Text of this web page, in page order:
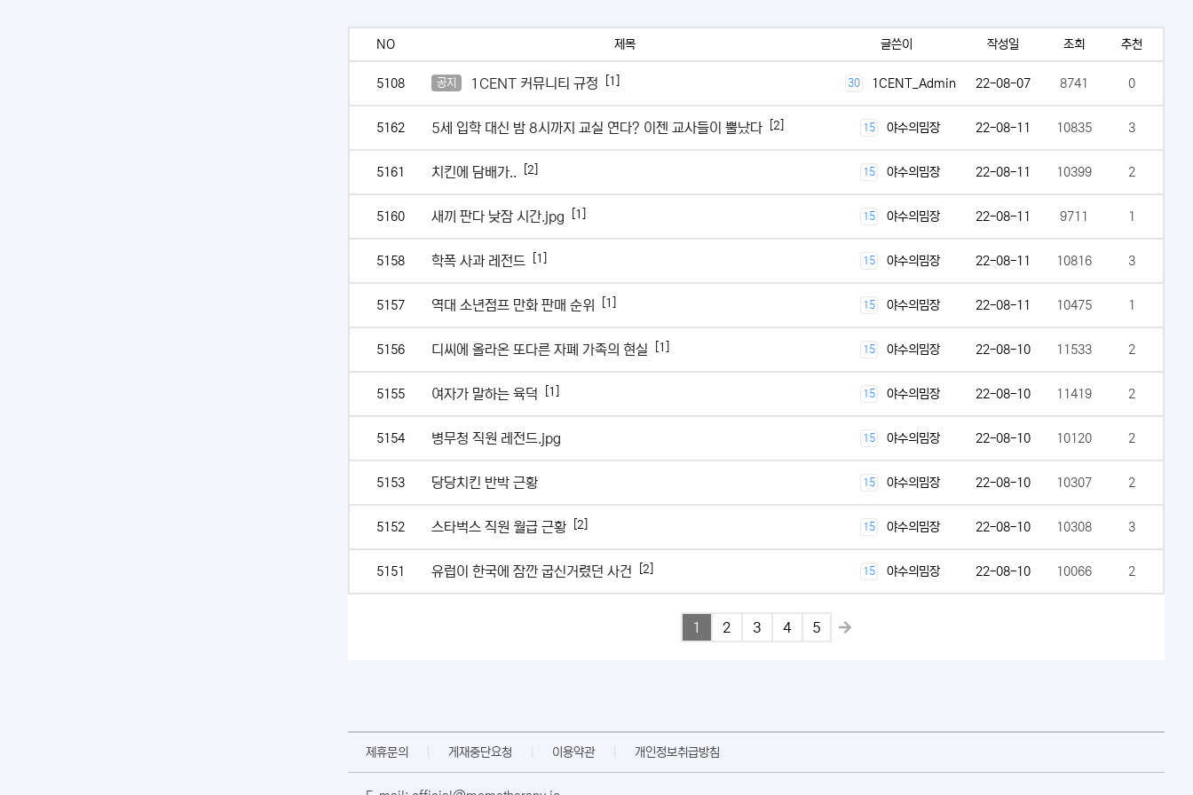
NO 제목 글쓴이 작성일 조회 추천
5108 공지 1CENT 커뮤니티 규정 [1] 30 1CENT_Admin 22-08-07 8741 0
5162 5세 입학 대신 밤 8시까지 교실 연다? 이젠 교사들이 뿔났다 [2] 15 야수의밈장 22-08-11 10835 3
5161 치킨에 담배가.. [2] 15 야수의밈장 22-08-11 10399 2
5160 새끼 판다 낮잠 시간.jpg [1] 15 야수의밈장 22-08-11 9711 1
5158 학폭 사과 레전드 [1] 15 야수의밈장 22-08-11 10816 3
5157 역대 소년점프 만화 판매 순위 [1] 15 야수의밈장 22-08-11 10475 1
5156 디씨에 올라온 또다른 자폐 가족의 현실 [1] 15 야수의밈장 22-08-10 11533 2
5155 여자가 말하는 육덕 [1] 15 야수의밈장 22-08-10 11419 2
5154 병무청 직원 레전드.jpg 15 야수의밈장 22-08-10 10120 2
5153 당당치킨 반박 근황 15 야수의밈장 22-08-10 10307 2
5152 스타벅스 직원 월급 근황 [2] 15 야수의밈장 22-08-10 10308 3
5151 유럽이 한국에 잠깐 굽신거렸던 사건 [2] 15 야수의밈장 22-08-10 10066 2
1 2 3 4 5
제휴문의 게재중단요청 이용약관 개인정보취급방침